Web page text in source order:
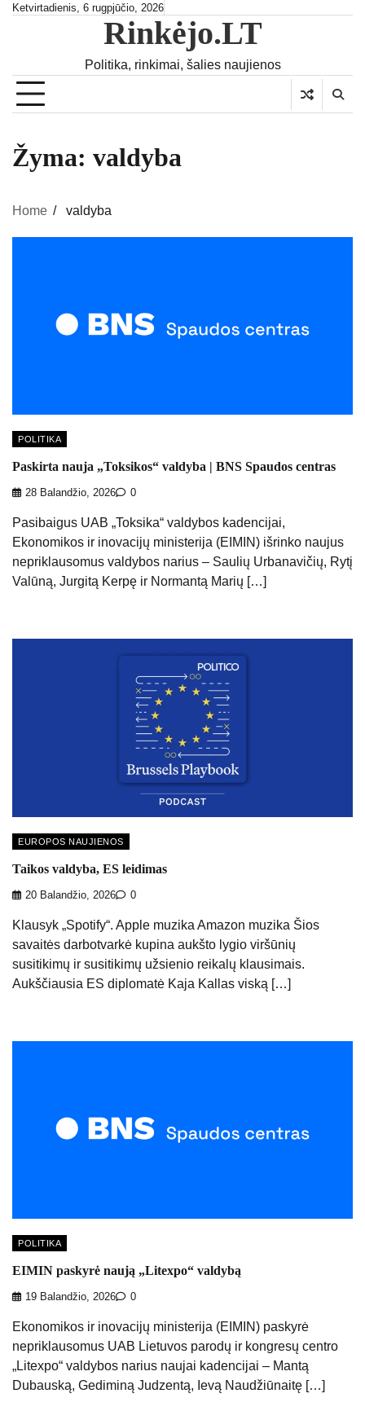
SkipKetvirtadienis, 6 rugpjūčio, 2026
Rinkėjo.LT
Politika, rinkimai, šalies naujienos
Žyma: valdyba
Home valdyba
POLITIKA
Paskirta nauja „Toksikos“ valdyba | BNS Spaudos centras
28 Balandžio, 2026 0
Pasibaigus UAB „Toksika“ valdybos kadencijai,
Ekonomikos ir inovacijų ministerija (EIMIN) išrinko naujus
nepriklausomus valdybos narius – Saulių Urbanavičių, Rytį
Valūną, Jurgitą Kerpę ir Normantą Marių […]
EUROPOS NAUJIENOS
Taikos valdyba, ES leidimas
20 Balandžio, 2026 0
Klausyk „Spotify“. Apple muzika Amazon muzika Šios
savaitės darbotvarkė kupina aukšto lygio viršūnių
susitikimų ir susitikimų užsienio reikalų klausimais.
Aukščiausia ES diplomatė Kaja Kallas viską […]
POLITIKA
EIMIN paskyrė naują „Litexpo“ valdybą
19 Balandžio, 2026 0
Ekonomikos ir inovacijų ministerija (EIMIN) paskyrė
nepriklausomus UAB Lietuvos parodų ir kongresų centro
„Litexpo“ valdybos narius naujai kadencijai – Mantą
Dubauską, Gediminą Judzentą, Ievą Naudžiūnaitę […]